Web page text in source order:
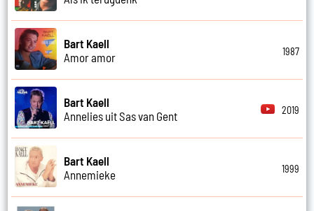
Bart Kaell
Amor amor
1987
Bart Kaell
Annelies uit Sas van Gent
2019
Bart Kaell
Annemieke
1999